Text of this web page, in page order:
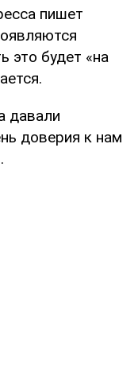
пишет
это будет «на
давали
доверия к нам